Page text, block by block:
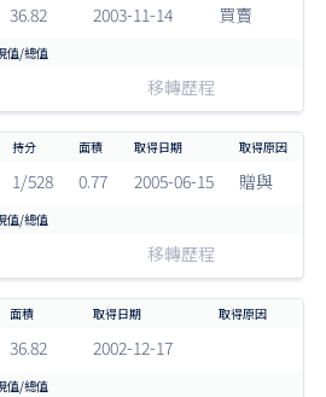
36.82 2003-11-14 買賣
移轉歷程
1/528 0.77 2005-06-15 贈與
移轉歷程
36.82 2002-12-17